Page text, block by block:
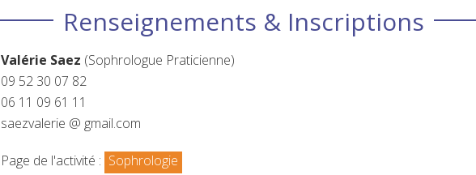
Renseignements & Inscriptions
Valérie Saez (Sophrologue Praticienne)
09 52 30 07 82
06 11 09 61 11
saezvalerie @ gmail.com
Page de l'activité : Sophrologie